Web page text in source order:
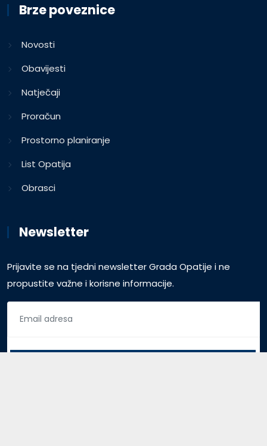
Brze poveznice
Novosti
Obavijesti
Natječaji
Proračun
Prostorno planiranje
List Opatija
Obrasci
Newsletter
Prijavite se na tjedni newsletter Grada Opatije i ne
propustite važne i korisne informacije.